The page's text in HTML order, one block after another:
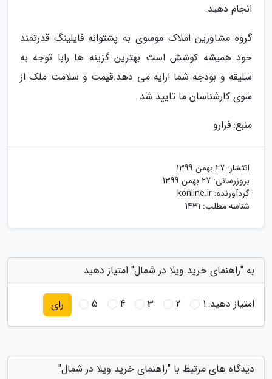
انجام دهید.
گروه مشاورین املاک موسوی به پشتوانه فایلینگ قدرتمند
خود همیشه کوشش است بهترین گزینه ها رابا توجه به
سلیقه و بودجه شما ارایه می دهد.قیمت و سلامت ملک از
سوی کارشناسان ما تایید شد.
منبع: فرارو
انتشار: 27 بهمن 1399
بروزرسانی: 27 بهمن 1399
گردآورنده: konline.ir
شناسه مطلب: 1431
به "راهنمای خرید ویلا در شمال" امتیاز دهید
امتیاز دهید:1
2
3
4
5 رای
دیدگاه های مرتبط با "راهنمای خرید ویلا در شمال"